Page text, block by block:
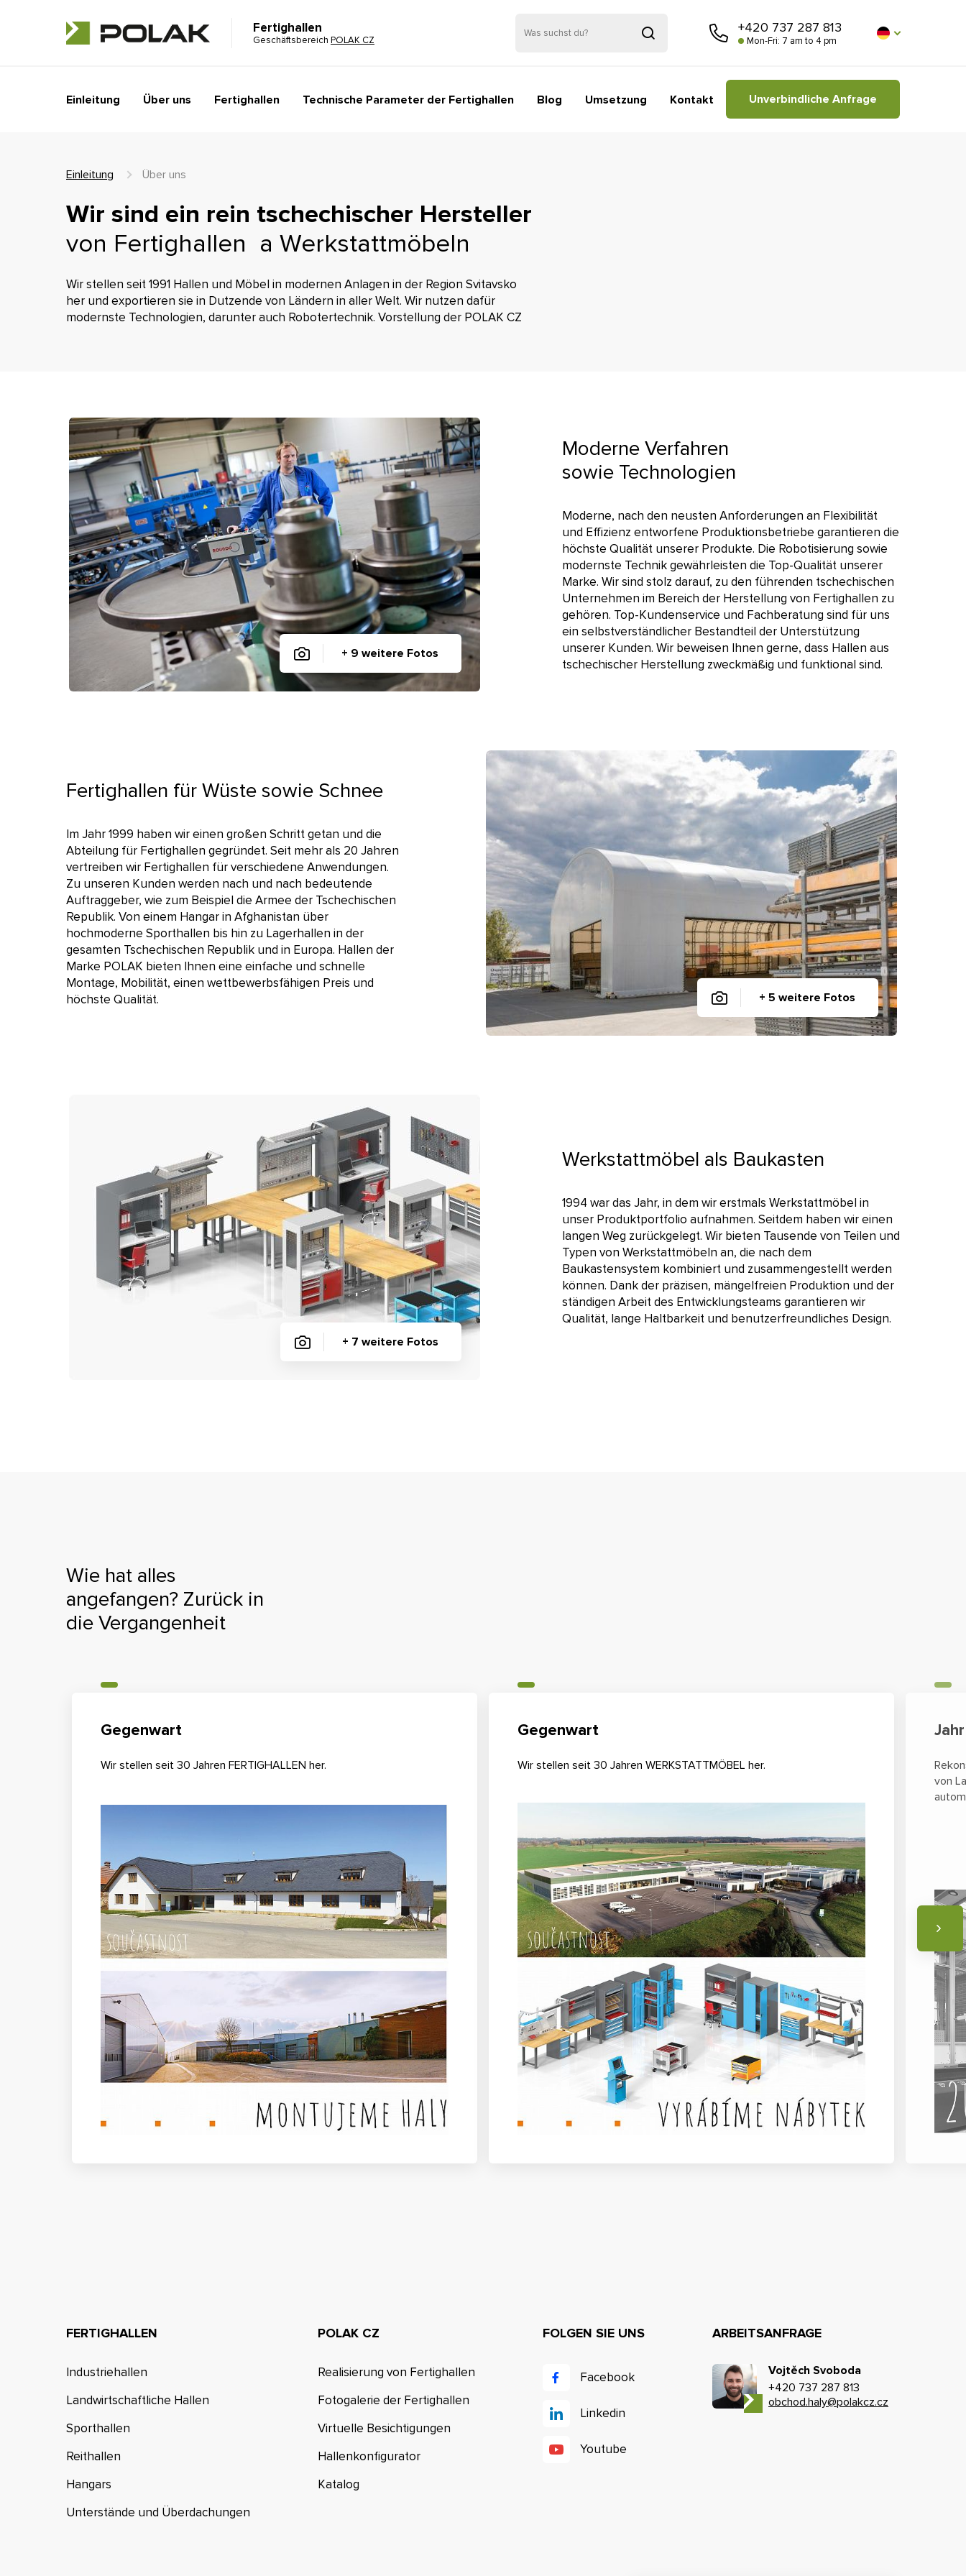
Fertighallen
Geschäftsbereich POLAK CZ
+420 737 287 813
Mon-Fri: 7 am to 4 pm
Einleitung Über uns Fertighallen Technische Parameter der Fertighallen Blog Umsetzung Kontakt Unverbindliche Anfrage
Einleitung Über uns
Wir sind ein rein tschechischer Hersteller
von Fertighallen a Werkstattmöbeln
Wir stellen seit 1991 Hallen und Möbel in modernen Anlagen in der Region Svitavsko
her und exportieren sie in Dutzende von Ländern in aller Welt. Wir nutzen dafür
modernste Technologien, darunter auch Robotertechnik. Vorstellung der POLAK CZ
+ 9 weitere Fotos
Moderne Verfahren
sowie Technologien
Moderne, nach den neusten Anforderungen an Flexibilität
und Effizienz entworfene Produktionsbetriebe garantieren die
höchste Qualität unserer Produkte. Die Robotisierung sowie
modernste Technik gewährleisten die Top-Qualität unserer
Marke. Wir sind stolz darauf, zu den führenden tschechischen
Unternehmen im Bereich der Herstellung von Fertighallen zu
gehören. Top-Kundenservice und Fachberatung sind für uns
ein selbstverständlicher Bestandteil der Unterstützung
unserer Kunden. Wir beweisen Ihnen gerne, dass Hallen aus
tschechischer Herstellung zweckmäßig und funktional sind.
+ 5 weitere Fotos
Fertighallen für Wüste sowie Schnee
Im Jahr 1999 haben wir einen großen Schritt getan und die
Abteilung für Fertighallen gegründet. Seit mehr als 20 Jahren
vertreiben wir Fertighallen für verschiedene Anwendungen.
Zu unseren Kunden werden nach und nach bedeutende
Auftraggeber, wie zum Beispiel die Armee der Tschechischen
Republik. Von einem Hangar in Afghanistan über
hochmoderne Sporthallen bis hin zu Lagerhallen in der
gesamten Tschechischen Republik und in Europa. Hallen der
Marke POLAK bieten Ihnen eine einfache und schnelle
Montage, Mobilität, einen wettbewerbsfähigen Preis und
höchste Qualität.
+ 7 weitere Fotos
Werkstattmöbel als Baukasten
1994 war das Jahr, in dem wir erstmals Werkstattmöbel in
unser Produktportfolio aufnahmen. Seitdem haben wir einen
langen Weg zurückgelegt. Wir bieten Tausende von Teilen und
Typen von Werkstattmöbeln an, die nach dem
Baukastensystem kombiniert und zusammengestellt werden
können. Dank der präzisen, mängelfreien Produktion und der
ständigen Arbeit des Entwicklungsteams garantieren wir
Qualität, lange Haltbarkeit und benutzerfreundliches Design.
Wie hat alles
angefangen? Zurück in
die Vergangenheit
Gegenwart
Wir stellen seit 30 Jahren FERTIGHALLEN her.
Gegenwart
Wir stellen seit 30 Jahren WERKSTATTMÖBEL her.
von
FERTIGHALLEN
Industriehallen
Landwirtschaftliche Hallen
Sporthallen
Reithallen
Hangars
Unterstände und Überdachungen
POLAK CZ
Realisierung von Fertighallen
Fotogalerie der Fertighallen
Virtuelle Besichtigungen
Hallenkonfigurator
Katalog
FOLGEN SIE UNS
Facebook
Linkedin
Youtube
ARBEITSANFRAGE
Vojtěch Svoboda
+420 737 287 813
obchod.haly@polakcz.cz